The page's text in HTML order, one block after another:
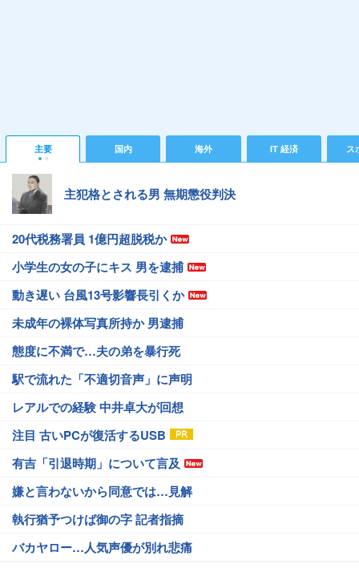
主要 国内 海外 IT 経済 ス
主犯格とされる男 無期懲役判決
20代税務署員 1億円超脱税か
小学生の女の子にキス 男を逮捕
動き遅い 台風13号影響長引くか
未成年の裸体写真所持か 男逮捕
態度に不満で…夫の弟を暴行死
駅で流れた「不適切音声」に声明
レアルでの経験 中井卓大が回想
注目 古いPCが復活するUSB
有吉「引退時期」について言及
嫌と言わないから同意では…見解
執行猶予つけば御の字 記者指摘
バカヤロー…人気声優が別れ悲痛